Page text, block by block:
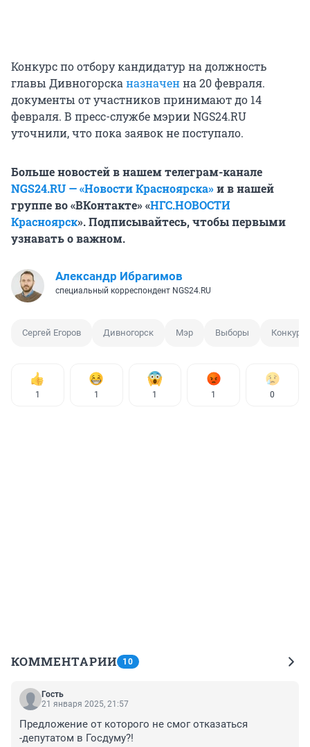
Конкурс по отбору кандидатур на должность
главы Дивногорсканазначенна 20 февраля.
документы от участников принимают до 14
февраля. В пресс-службе мэрии NGS24.RU
уточнили, что пока заявок не поступало.
Больше новостей в нашем телеграм-канале
NGS24.RU — «Новости Красноярска»и в нашей
группе во «ВКонтакте» «НГС.НОВОСТИ
Красноярск». Подписывайтесь, чтобы первыми
узнавать о важном.
Александр Ибрагимов
специальный корреспондент NGS24.RU
Сергей Егоров Дивногорск Мэр Выборы Конкурс
1 1 1 1 0
КОММЕНТАРИИ 10
Гость
21 января 2025, 21:57
Предложение от которого не смог отказаться
-депутатом в Госдуму?!